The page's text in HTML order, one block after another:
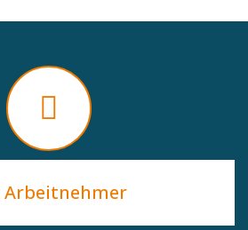
Arbeitnehmer